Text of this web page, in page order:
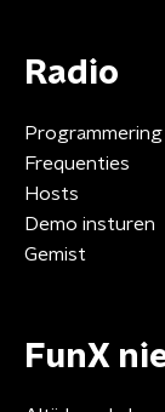
Radio
Programmering
Frequenties
Hosts
Demo insturen
Gemist
FunX